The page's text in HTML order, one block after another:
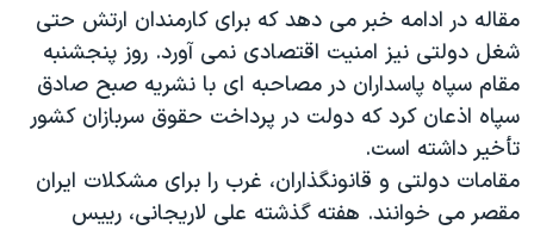
مقاله در ادامه خبر می دهد که برای کارمندان ارتش حتی
شغل دولتی نيز امنيت اقتصادی نمی آورد. روز پنجشنبه
مقام سپاه پاسداران در مصاحبه ای با نشريه صبح صادق
سپاه اذعان کرد که دولت در پرداخت حقوق سربازان کشور
تأخير داشته است.
مقامات دولتی و قانونگذاران، غرب را برای مشکلات ايران
مقصر می خوانند. هفته گذشته علی لاريجانی، رييس